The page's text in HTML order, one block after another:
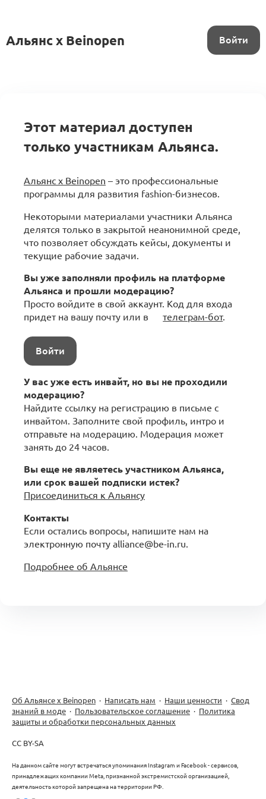
Альянс x Beinopen Войти
Этот материал доступен
только участникам Альянса.
Альянс x Beinopen – это профессиональные
программы для развития fashion-бизнесов.
Некоторыми материалами участники Альянса
делятся только в закрытой неанонимной среде,
что позволяет обсуждать кейсы, документы и
текущие рабочие задачи.
Вы уже заполняли профиль на платформе
Альянса и прошли модерацию?
Просто войдите в свой аккаунт. Код для входа
придет на вашу почту или в
телеграм-бот.
Войти
У вас уже есть инвайт, но вы не проходили
модерацию?
Найдите ссылку на регистрацию в письме с
инвайтом. Заполните свой профиль, интро и
отправьте на модерацию. Модерация может
занять до 24 часов.
Вы еще не являетесь участником Альянса,
или срок вашей подписки истек?
Присоединиться к Альянсу
Контакты
Если остались вопросы, напишите нам на
электронную почту alliance@be-in.ru.
Подробнее об Альянсе
Об Альянсе х Beinopen · Написать нам · Наши ценности · Свод
знаний в моде · Пользовательское соглашение · Политика
защиты и обработки персональных данных
CC BY-SA
На данном сайте могут встречаться упоминания Instagram и Facebook - сервисов,
принадлежащих компании Meta, признанной экстремистской организацией,
деятельность которой запрещена на территории РФ.